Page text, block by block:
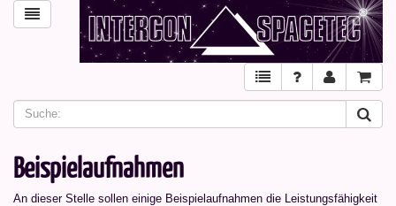
Beispielaufnahmen
An dieser Stelle sollen einige Beispielaufnahmen die Leistungsfähigkeit